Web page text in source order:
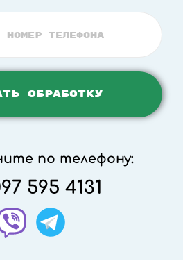
по телефону:
595 4131